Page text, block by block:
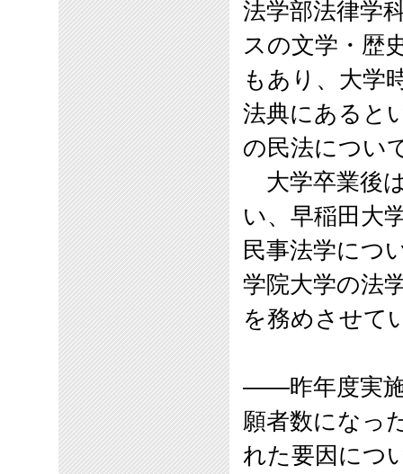
法学部法律学
スの文学・歴
もあり、大学
法典にあると
の民法につい
大学卒業後
い、早稲田大
民事法学につ
学院大学の法
を務めさせて
――昨年度実
願者数になっ
れた要因につ